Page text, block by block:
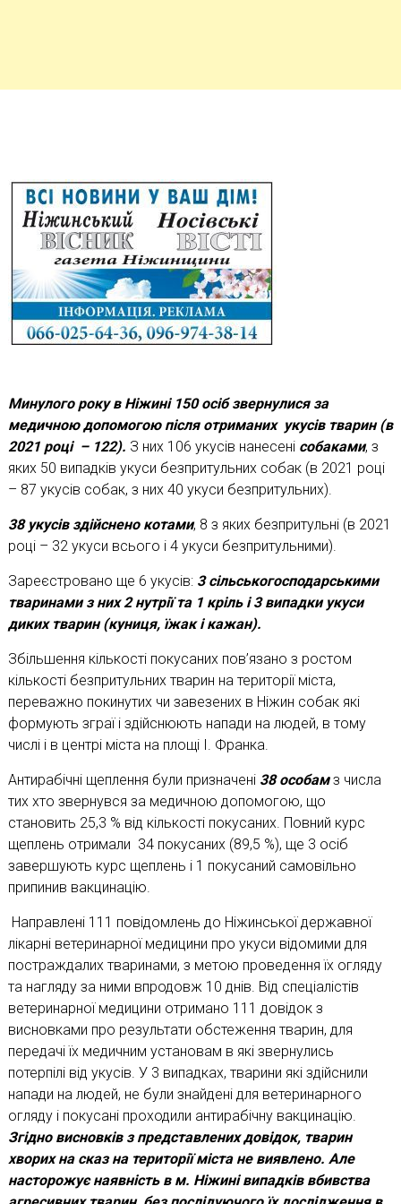
Минулого року в Ніжині 150 осіб звернулися за
медичною допомогою після отриманих укусів тварин (в
2021 році – 122). З них 106 укусів нанесені собаками, з
яких 50 випадків укуси безпритульних собак (в 2021 році
– 87 укусів собак, з них 40 укуси безпритульних).
38 укусів здійснено котами, 8 з яких безпритульні (в 2021
році – 32 укуси всього і 4 укуси безпритульними).
Зареєстровано ще 6 укусів: 3 сільськогосподарськими
тваринами з них 2 нутрії та 1 кріль і 3 випадки укуси
диких тварин (куниця, їжак і кажан).
Збільшення кількості покусаних пов’язано з ростом
кількості безпритульних тварин на території міста,
переважно покинутих чи завезених в Ніжин собак які
формують зграї і здійснюють напади на людей, в тому
числі і в центрі міста на площі І. Франка.
Антирабічні щеплення були призначені 38 особамз числа
тих хто звернувся за медичною допомогою, що
становить 25,3 % від кількості покусаних. Повний курс
щеплень отримали 34 покусаних (89,5 %), ще 3 осіб
завершують курс щеплень і 1 покусаний самовільно
припинив вакцинацію.
Направлені 111 повідомлень до Ніжинської державної
лікарні ветеринарної медицини про укуси відомими для
постраждалих тваринами, з метою проведення їх огляду
та нагляду за ними впродовж 10 днів. Від спеціалістів
ветеринарної медицини отримано 111 довідок з
висновками про результати обстеження тварин, для
передачі їх медичним установам в які звернулись
потерпілі від укусів. У 3 випадках, тварини які здійснили
напади на людей, не були знайдені для ветеринарного
огляду і покусані проходили антирабічну вакцинацію.
Згідно висновків з представлених довідок, тварин
хворих на сказ на території міста не виявлено. Але
насторожує наявність в м. Ніжині випадків вбивства